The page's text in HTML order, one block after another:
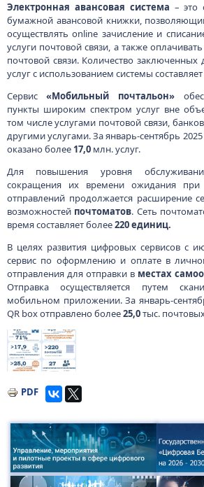
Электронная авансовая система – это
бумажной авансовой книжки,
осуществлять online зачисление и
услуги почтовой связи, а также
почтовой связи. Количество заключенных
услуг с использованием системы
Сервис«Мобильный почтальон»
пункты широким спектром услуг вне
том числе услугами почтовой связи,
другими услугами. За январь-сентябрь
оказано более 17,0млн. услуг.
Для повышения уровня
сокращения их времени ожидания при
отправлений продолжается расширение
возможностей почтоматов. Сеть
время составляет более220 единиц.
В целях развития цифровых сервисов c
сервис по оформлению и оплате в
отправления для отправки в местах
Отправка осуществляется путем
мобильном приложении. За январь-
QR box отправлено более25,0тыс.
Изображение
PDF